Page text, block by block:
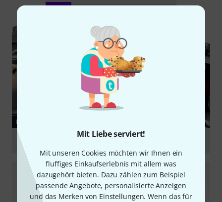
Mit Liebe serviert!
Mit unseren Cookies möchten wir Ihnen ein
fluffiges Einkaufserlebnis mit allem was
dazugehört bieten. Dazu zählen zum Beispiel
passende Angebote, personalisierte Anzeigen
und das Merken von Einstellungen. Wenn das für
RATGEBER
Drumkessel